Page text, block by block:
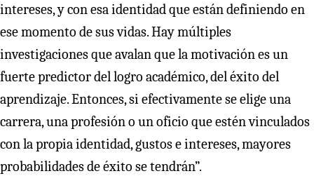
intereses, y con esa identidad que están definiendo en
ese momento de sus vidas. Hay múltiples
investigaciones que avalan que la motivación es un
fuerte predictor del logro académico, del éxito del
aprendizaje. Entonces, si efectivamente se elige una
carrera, una profesión o un oficio que estén vinculados
con la propia identidad, gustos e intereses, mayores
probabilidades de éxito se tendrán”.